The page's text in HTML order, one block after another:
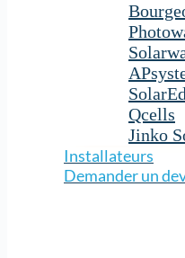
Qcells
Jinko
Installateurs
Demander un